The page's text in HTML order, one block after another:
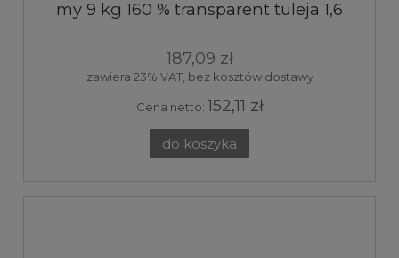
my 9 kg 160 % transparent tuleja 1,6
187,09 zł
zawiera 23% VAT, bez kosztów dostawy
Cena netto: 152,11 zł
do koszyka